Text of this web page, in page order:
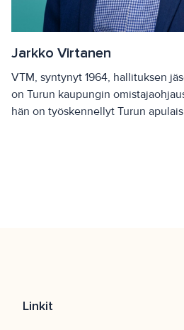
Jarkko Virtanen
VTM, syntynyt 1964, hallituksen
on Turun kaupungin
hän on työskennellyt Turun
Linkit